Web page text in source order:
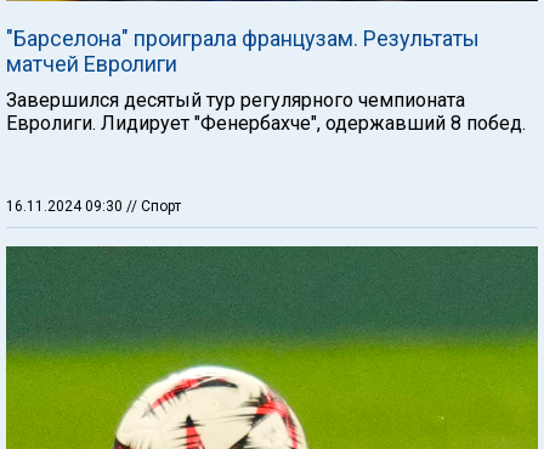
"Барселона" проиграла французам. Результаты
матчей Евролиги
Завершился десятый тур регулярного чемпионата
Евролиги. Лидирует "Фенербахче", одержавший 8 побед.
16.11.2024 09:30 // Спорт